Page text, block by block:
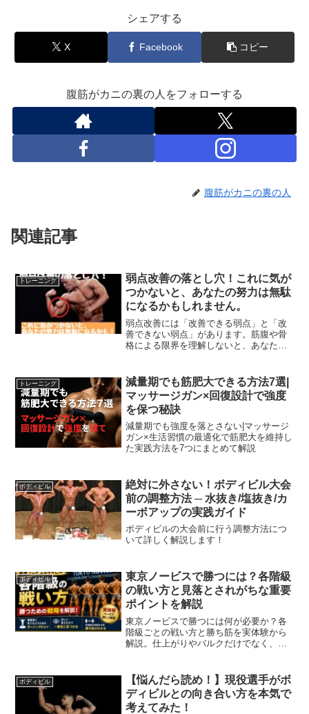
シェアする
X Facebook コピー
腹筋がカニの裏の人をフォローする
腹筋がカニの裏の人
関連記事
トレーニング
弱点改善の落とし穴！これに気が
つかないと、あなたの努力は無駄
になるかもしれません。
弱点改善には「改善できる弱点」と「改
善できない弱点」があります。筋腹や骨
格による限界を理解しないと、あなたの
説します。
トレーニング
減量期でも筋肥大できる方法7選|
マッサージガン×回復設計で強度
を保つ秘訣
減量期でも強度を落とさない|マッサージ
ガン×生活習慣の最適化で筋肥大を維持し
た実践方法を7つにまとめて解説
ボディビル
絶対に外さない！ボディビル大会
前の調整方法 ─ 水抜き/塩抜き/カ
ーボアップの実践ガイド
ボディビルの大会前に行う調整方法につ
いて詳しく解説します！
ボディビル
東京ノービスで勝つには？各階級
の戦い方と見落とされがちな重要
ポイントを解説
東京ノービスで勝つには何が必要か？各
階級ごとの戦い方と勝ち筋を実体験から
解説。仕上がりやバルクだけでなく、ポ
ボディビル
【悩んだら読め！】現役選手がボ
ディビルとの向き合い方を本気で
考えてみた！